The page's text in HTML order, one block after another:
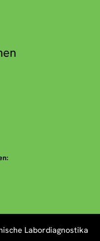
Labordiagnostika